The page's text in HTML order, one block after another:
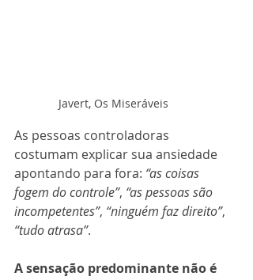
Javert, Os Miseráveis
As pessoas controladoras
costumam explicar sua ansiedade
apontando para fora: “as coisas
fogem do controle”, “as pessoas são
incompetentes”, “ninguém faz direito”,
“tudo atrasa”.
A sensação predominante não é